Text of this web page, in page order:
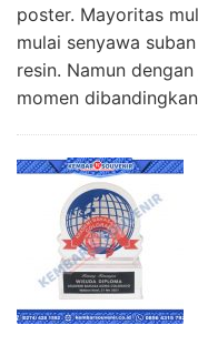
poster. Mayoritas
mulai senyawa
resin. Namun
momen